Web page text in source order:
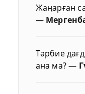
Жаңарған
—
Тәрбие
ана ма?—